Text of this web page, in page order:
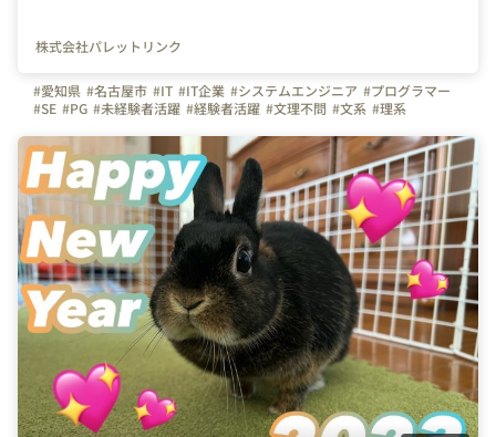
株式会社パレットリンク
#愛知県 #名古屋市 #IT #IT企業 #システムエンジニア #プログラマー
#SE #PG #未経験者活躍 #経験者活躍 #文理不問 #文系 #理系
#今年もよろしくお願いします
#繋がりを大切に
#色とりどりの未来をITで #パレットリンク #パレットリンクブログ